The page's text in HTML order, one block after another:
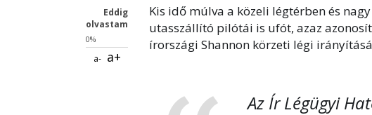
Eddig
olvastam
0%
a- a+
Kis idő múlva a közeli légtérben és
utasszállító pilótái is ufót, azaz
írországi Shannon körzeti légi
Az Ír Légügyi